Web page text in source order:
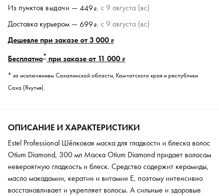
Из пунктов выдачи — 449₽, c 9 августа (вс)
Доставка курьером — 699₽, c 9 августа (вс)
Дешевле при заказе от 3 000 ₽
Бесплатно* при заказе от 11 000 ₽
* за исключением Сахалинской области, Камчатского края и республики
Саха (Якутия).
ОПИСАНИЕ И ХАРАКТЕРИСТИКИ
Estel Professional Шёлковая маска для гладкости и блеска волос
Otium Diamond, 300 мл Маска Otium Diamond придает волосам
невероятную гладкость и блеск. Средство содержит керамиды,
масло макадамии, кератин и витамин Е, поэтому интенсивно
восстанавливает и укрепляет волосы. А сильные и здоровые